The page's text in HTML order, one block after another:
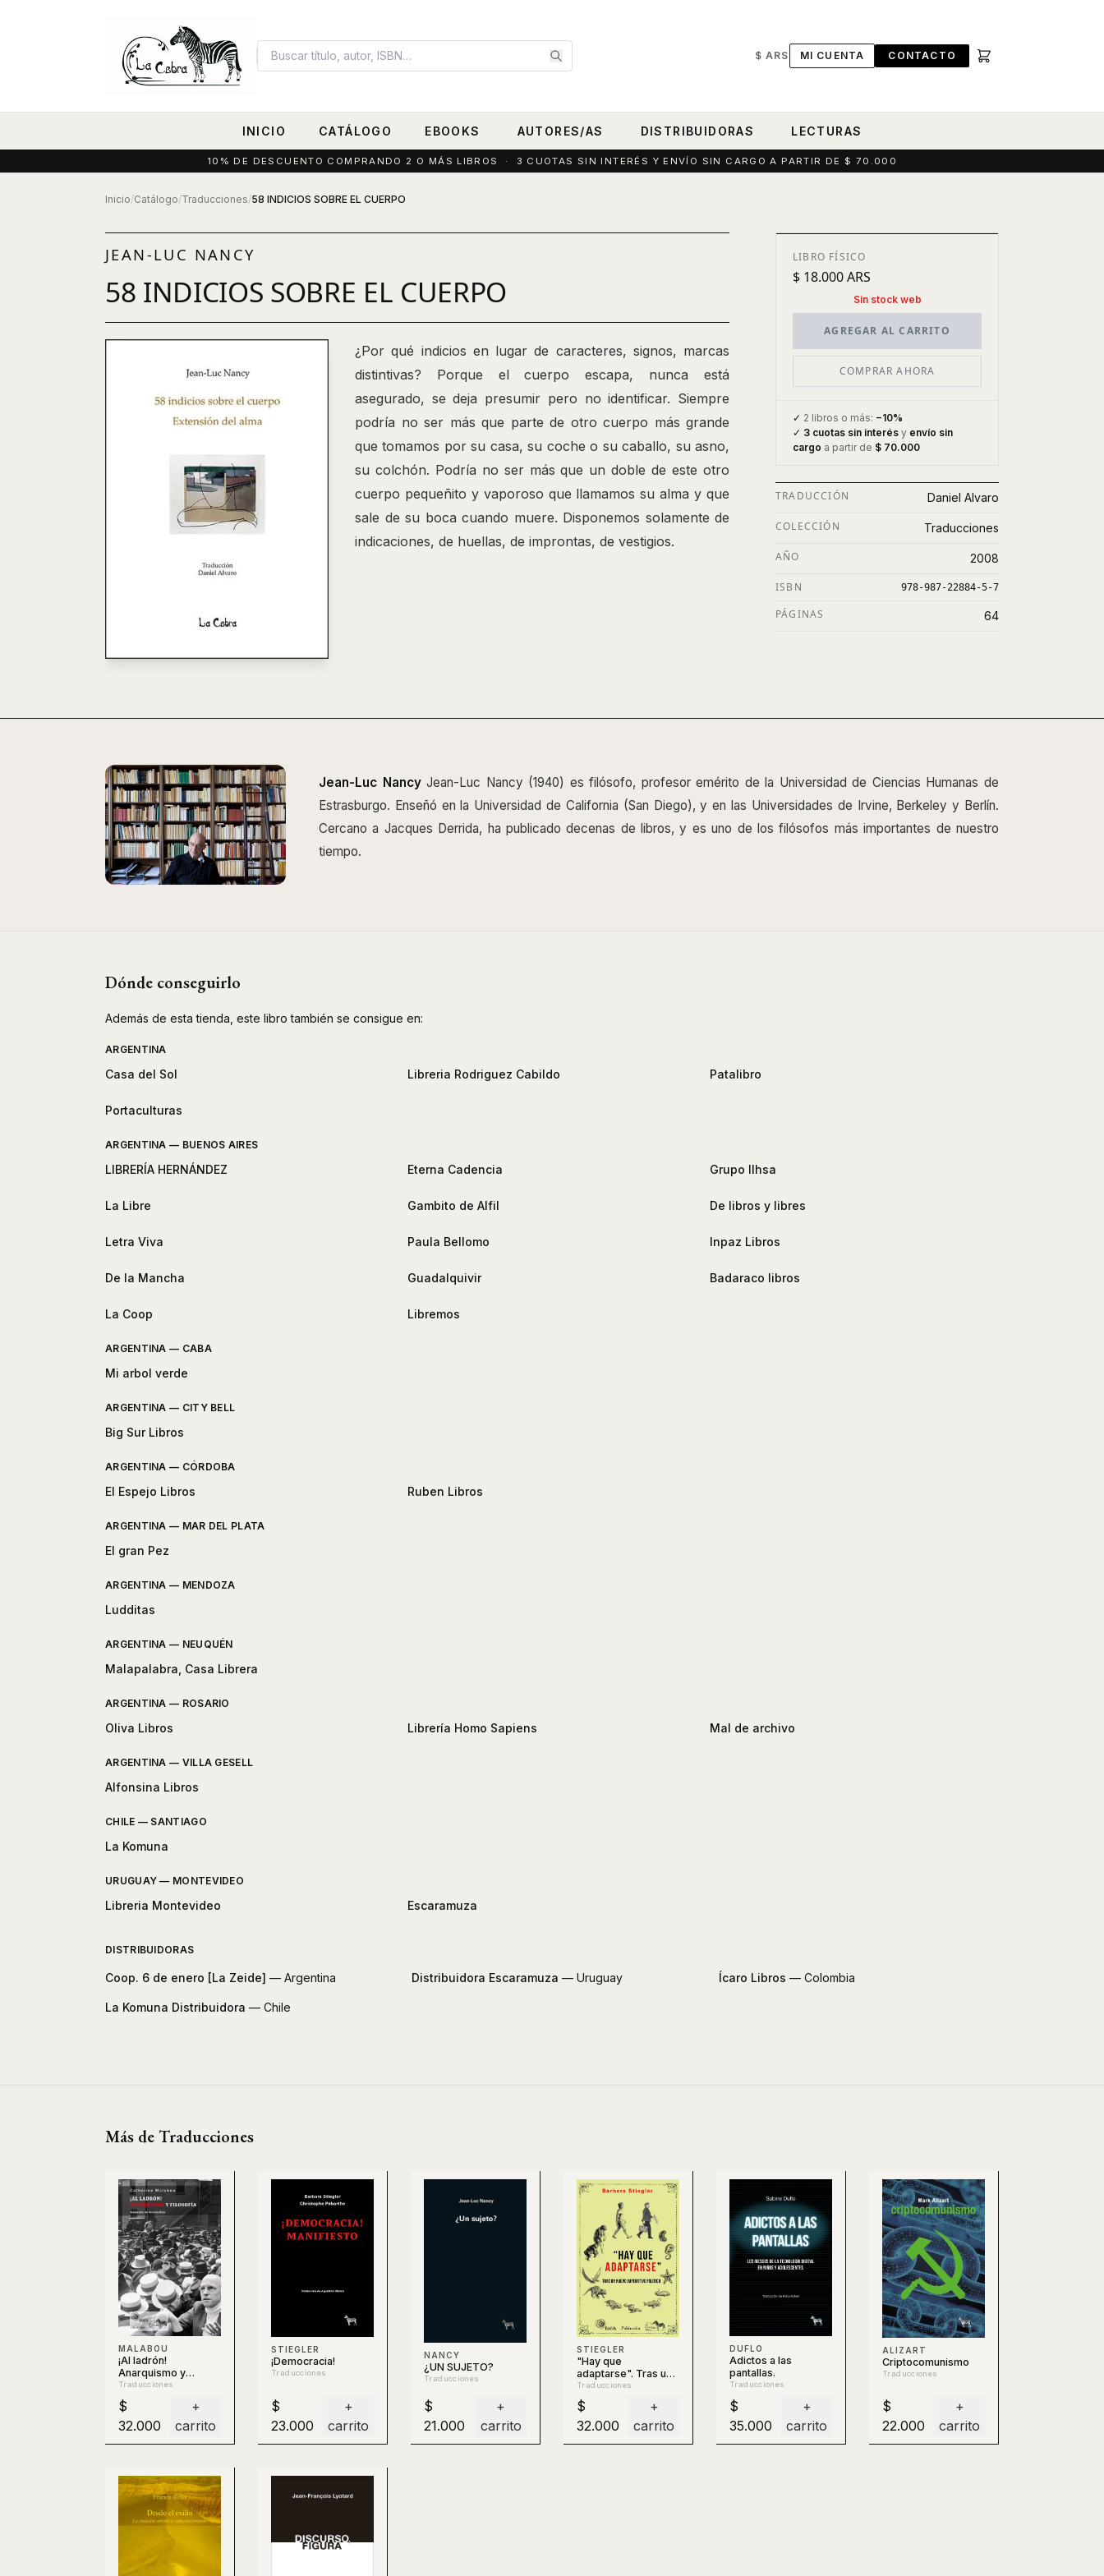
$ ARS MI CUENTA CONTACTO
INICIO CATÁLOGO EBOOKS AUTORES/AS DISTRIBUIDORAS LECTURAS
10% DE DESCUENTO COMPRANDO 2 O MÁS LIBROS · 3 CUOTAS SIN INTERÉS Y ENVÍO SIN CARGO A PARTIR DE $ 70.000
Inicio/Catálogo/Traducciones/58 INDICIOS SOBRE EL CUERPO
JEAN-LUC NANCY
58 INDICIOS SOBRE EL CUERPO
¿Por qué indicios en lugar de caracteres, signos, marcas
distintivas? Porque el cuerpo escapa, nunca está
asegurado, se deja presumir pero no identificar. Siempre
podría no ser más que parte de otro cuerpo más grande
que tomamos por su casa, su coche o su caballo, su asno,
su colchón. Podría no ser más que un doble de este otro
cuerpo pequeñito y vaporoso que llamamos su alma y que
sale de su boca cuando muere. Disponemos solamente de
indicaciones, de huellas, de improntas, de vestigios.
LIBRO FÍSICO
$ 18.000 ARS
Sin stock web
AGREGAR AL CARRITO
COMPRAR AHORA
✓ 2 libros o más: −10%
✓ 3 cuotas sin interés y envío sin
cargo a partir de $ 70.000
TRADUCCIÓN Daniel Alvaro
COLECCIÓN Traducciones
AÑO 2008
ISBN 978-987-22884-5-7
PÁGINAS 64
Jean-Luc NancyJean-Luc Nancy (1940) es filósofo, profesor emérito de la Universidad de Ciencias Humanas de
Estrasburgo. Enseñó en la Universidad de California (San Diego), y en las Universidades de Irvine, Berkeley y Berlín.
Cercano a Jacques Derrida, ha publicado decenas de libros, y es uno de los filósofos más importantes de nuestro
tiempo.
Dónde conseguirlo
Además de esta tienda, este libro también se consigue en:
ARGENTINA
Casa del Sol Libreria Rodriguez Cabildo Patalibro
Portaculturas
ARGENTINA — BUENOS AIRES
LIBRERÍA HERNÁNDEZ Eterna Cadencia Grupo Ilhsa
La Libre Gambito de Alfil De libros y libres
Letra Viva Paula Bellomo Inpaz Libros
De la Mancha Guadalquivir Badaraco libros
La Coop Libremos
ARGENTINA — CABA
Mi arbol verde
ARGENTINA — CITY BELL
Big Sur Libros
ARGENTINA — CÓRDOBA
El Espejo Libros Ruben Libros
ARGENTINA — MAR DEL PLATA
El gran Pez
ARGENTINA — MENDOZA
Ludditas
ARGENTINA — NEUQUÉN
Malapalabra, Casa Librera
ARGENTINA — ROSARIO
Oliva Libros Librería Homo Sapiens Mal de archivo
ARGENTINA — VILLA GESELL
Alfonsina Libros
CHILE — SANTIAGO
La Komuna
URUGUAY — MONTEVIDEO
Libreria Montevideo Escaramuza
DISTRIBUIDORAS
Coop. 6 de enero [La Zeide] — Argentina Distribuidora Escaramuza — Uruguay Ícaro Libros — Colombia
La Komuna Distribuidora — Chile
Más de Traducciones
MALABOU
¡Al ladrón!
Anarquismo y
filosofía
Traducciones
$
32.000
+
carrito
STIEGLER
¡Democracia!
Traducciones
$
23.000
+
carrito
NANCY
¿UN SUJETO?
Traducciones
$
21.000
+
carrito
STIEGLER
"Hay que
adaptarse". Tras un
nuevo imperativo
político
Traducciones
$
32.000
+
carrito
DUFLO
Adictos a las
pantallas.
Traducciones
$
35.000
+
carrito
ALIZART
Criptocomunismo
Traducciones
$
22.000
+
carrito